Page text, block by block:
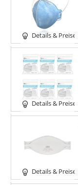
Details & Preise
Details & Preise
Details & Preise